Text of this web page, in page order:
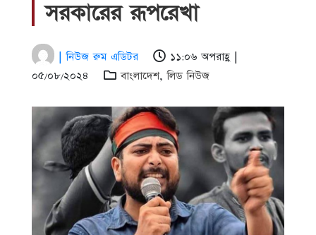
সরকারের রূপরেখা
| নিউজ রুম এডিটর
১১:০৬ অপরাহ্ণ |
০৫/০৮/২০২৪
বাংলাদেশ,লিড নিউজ